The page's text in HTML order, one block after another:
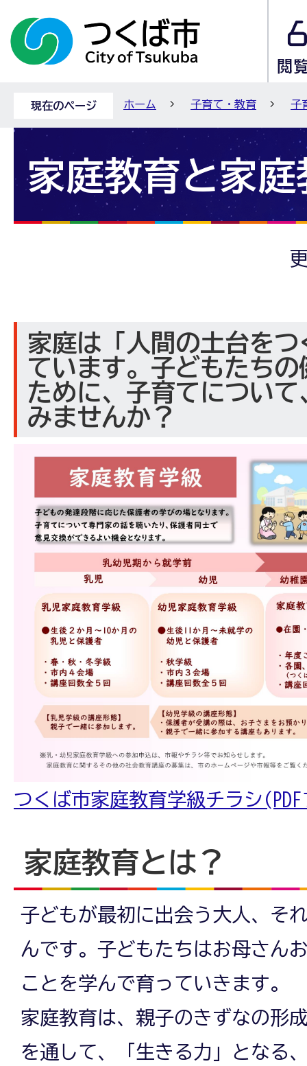
現在のページ ホーム 子育て・教育 子
家庭教育と家庭
家庭は「人間の土台を
ています。子どもたち
ために、子育てについ
みませんか？
つくば市家庭教育学級チラシ
家庭教育とは？
子どもが最初に出会う大人、そ
んです。子どもたちはお母さん
ことを学んで育っていきます。
家庭教育は、親子のきずなの形
を通して、「生きる力」となる